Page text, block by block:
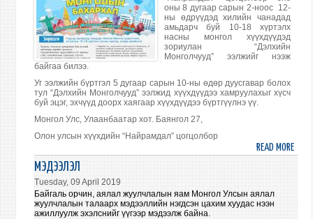
НҮБ-
ТӨВ
оны 8 дугаар сарын 2-ноос 12-
ны өдрүүдэд хилийн чанадад
амьдарч буй 10-18 хүртэлх
насны монгол хүүхдүүдэд
зориулан “Дэлхийн
Монголчууд” ээлжийг нээж
байгаа билээ.
Уг ээлжийн бүртгэл 5 дугаар сарын 10-ны өдөр дуусгавар болох
тул “Дэлхийн Монголчууд” ээлжид хүүхдүүдээ хамруулахыг хүсч
буй эцэг, эхчүүд доорх хаягаар хүүхдүүдээ бүртгүүлнэ үү.
Монгол Улс, Улаанбаатар хот. Баянгол 27,
Олон улсын хүүхдийн “Найрамдал” цогцолбор
READ MORE
МЭДЭЭЛЭЛ
Tuesday, 09 April 2019
Байгаль орчин, аялал жуулчлалын яам Монгол Улсын аялал
жуулчлалын талаарх мэдээллийн нэгдсэн цахим хуудаснээн
ажиллуулж эхэлснийг үүгээр мэдээлж байна.